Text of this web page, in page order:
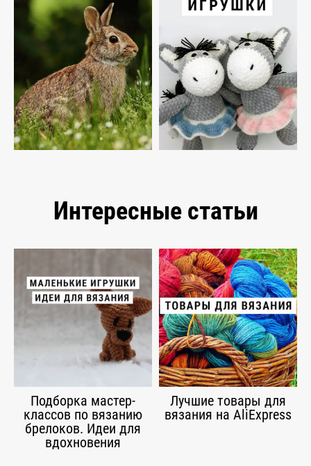
Интересные статьи
Подборка мастер-
классов по вязанию
брелоков. Идеи для
вдохновения
Лучшие товары для
вязания на AliExpress